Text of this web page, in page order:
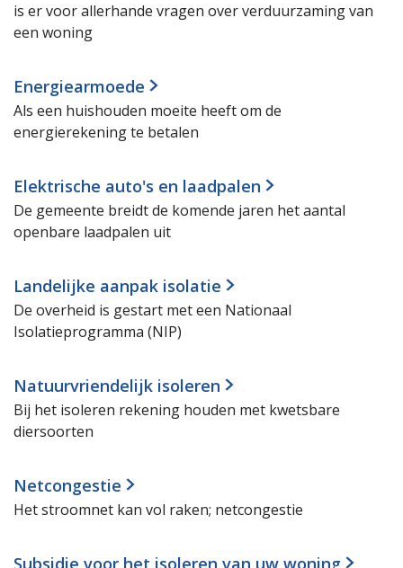
is er voor allerhande vragen over verduurzaming van
een woning
Energiearmoede
Als een huishouden moeite heeft om de
energierekening te betalen
Elektrische auto's en laadpalen
De gemeente breidt de komende jaren het aantal
openbare laadpalen uit
Landelijke aanpak isolatie
De overheid is gestart met een Nationaal
Isolatieprogramma (NIP)
Natuurvriendelijk isoleren
Bij het isoleren rekening houden met kwetsbare
diersoorten
Netcongestie
Het stroomnet kan vol raken; netcongestie
Subsidie voor het isoleren van uw woning